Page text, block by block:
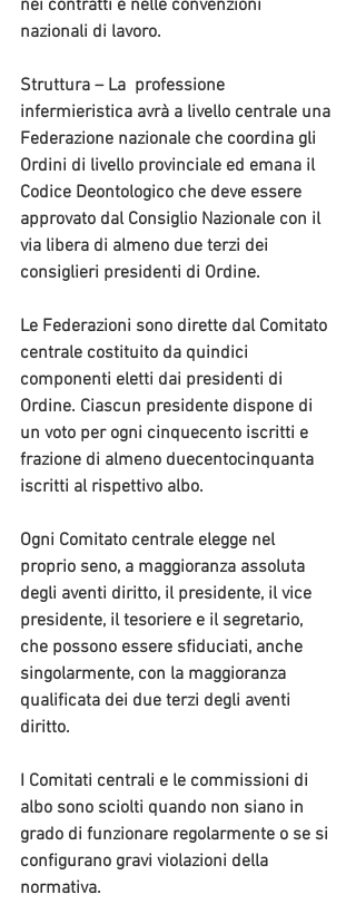
nei contratti e nelle convenzioni
nazionali di lavoro.
Struttura – La  professione
infermieristica avrà a livello centrale una
Federazione nazionale che coordina gli
Ordini di livello provinciale ed emana il
Codice Deontologico che deve essere
approvato dal Consiglio Nazionale con il
via libera di almeno due terzi dei
consiglieri presidenti di Ordine.
Le Federazioni sono dirette dal Comitato
centrale costituito da quindici
componenti eletti dai presidenti di
Ordine. Ciascun presidente dispone di
un voto per ogni cinquecento iscritti e
frazione di almeno duecentocinquanta
iscritti al rispettivo albo.
Ogni Comitato centrale elegge nel
proprio seno, a maggioranza assoluta
degli aventi diritto, il presidente, il vice
presidente, il tesoriere e il segretario,
che possono essere sfiduciati, anche
singolarmente, con la maggioranza
qualificata dei due terzi degli aventi
diritto.
I Comitati centrali e le commissioni di
albo sono sciolti quando non siano in
grado di funzionare regolarmente o se si
configurano gravi violazioni della
normativa.